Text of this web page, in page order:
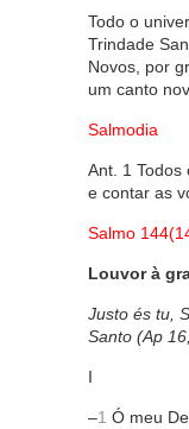
Todo o
Trindade
Novos, por
um canto
Salmodia
Ant. 1 Todos
e contar as
Salmo
Louvor à
Justo és tu,
Santo (Ap
I
–1 Ó meu